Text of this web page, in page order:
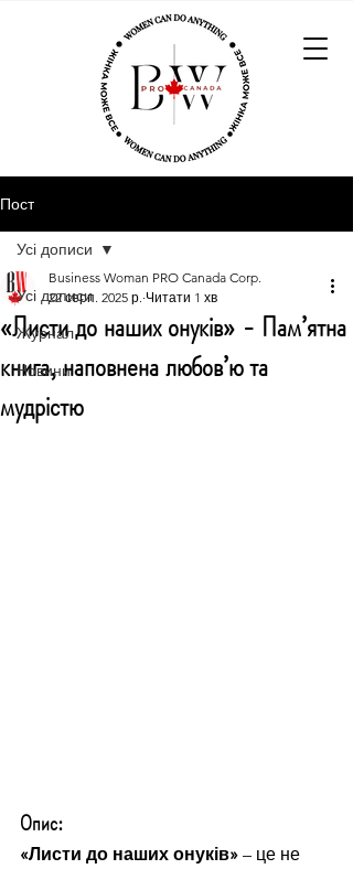
Пост
Усі дописи
Журнал
Новини
Усі дописи
«Листи до наших онуків» - Пам’ятна
книга, наповнена любов’ю та
мудрістю
Business Woman PRO Canada Corp.
22 серп. 2025 р. Читати 1 хв
Опис:
«Листи до наших онуків» – це не